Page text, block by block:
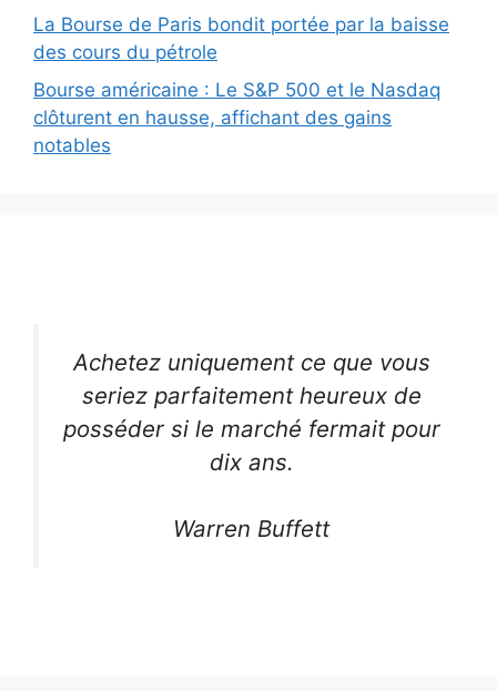
La Bourse de Paris bondit portée par la baisse
des cours du pétrole
Bourse américaine : Le S&P 500 et le Nasdaq
clôturent en hausse, affichant des gains
notables
Achetez uniquement ce que vous
seriez parfaitement heureux de
posséder si le marché fermait pour
dix ans.
Warren Buffett